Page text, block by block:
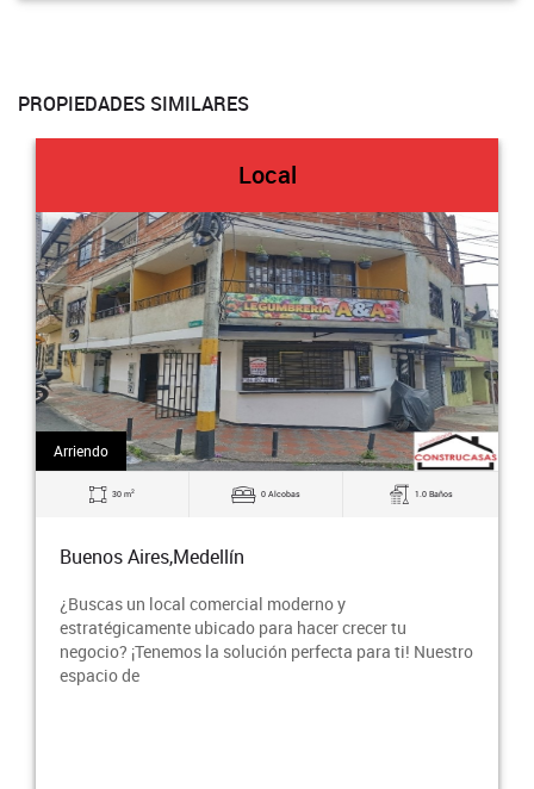
PROPIEDADES SIMILARES
Local
Arriendo
30 m2 0 Alcobas 1.0 Baños
Buenos Aires,Medellín
¿Buscas un local comercial moderno y
estratégicamente ubicado para hacer crecer tu
negocio? ¡Tenemos la solución perfecta para ti! Nuestro
espacio de